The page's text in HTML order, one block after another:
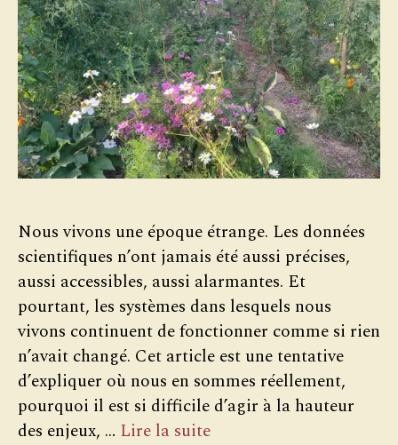
Nous vivons une époque étrange. Les données
scientifiques n’ont jamais été aussi précises,
aussi accessibles, aussi alarmantes. Et
pourtant, les systèmes dans lesquels nous
vivons continuent de fonctionner comme si rien
n’avait changé. Cet article est une tentative
d’expliquer où nous en sommes réellement,
pourquoi il est si difficile d’agir à la hauteur
des enjeux, … Lire la suite